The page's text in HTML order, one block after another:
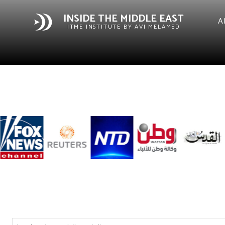
INSIDE THE MIDDLE EAST
ITME INSTITUTE BY AVI MELAMED